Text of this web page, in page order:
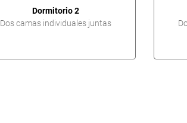
Dormitorio 2
Dos camas individuales juntas